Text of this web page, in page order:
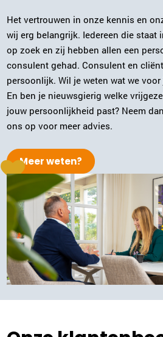
Het vertrouwen in onze kennis en
wij erg belangrijk. Iedereen die staat
op zoek en zij hebben allen een
consulent gehad. Consulent en
persoonlijk. Wil je weten wat we
En ben je nieuwsgierig welke
jouw persoonlijkheid past? Neem
ons op voor meer advies.
Meer weten?
Plan
Gerdien
Enschede
053-2032008|
Plan
Zwolle
|
Plan
Carola
Purmerend